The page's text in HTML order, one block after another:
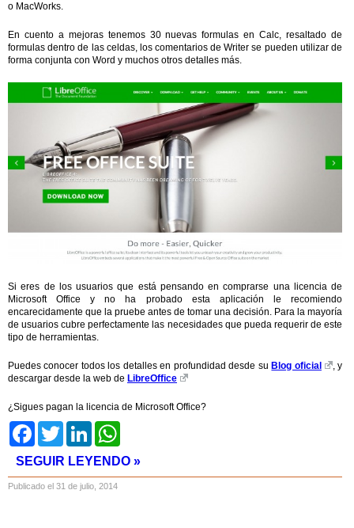
o MacWorks.
En cuento a mejoras tenemos 30 nuevas formulas en Calc, resaltado de
formulas dentro de las celdas, los comentarios de Writer se pueden utilizar de
forma conjunta con Word y muchos otros detalles más.
Si eres de los usuarios que está pensando en comprarse una licencia de
Microsoft Office y no ha probado esta aplicación le recomiendo
encarecidamente que la pruebe antes de tomar una decisión. Para la mayoría
de usuarios cubre perfectamente las necesidades que pueda requerir de este
tipo de herramientas.
Puedes conocer todos los detalles en profundidad desde su Blog oficial
, y
descargar desde la web de LibreOffice
¿Sigues pagan la licencia de Microsoft Office?
FacebookTwitter LinkedIn
SEGUIR LEYENDO »
Publicado el 31 de julio, 2014